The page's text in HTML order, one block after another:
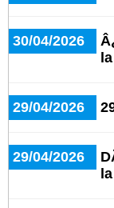
30/04/2026
29/04/2026
29/04/2026